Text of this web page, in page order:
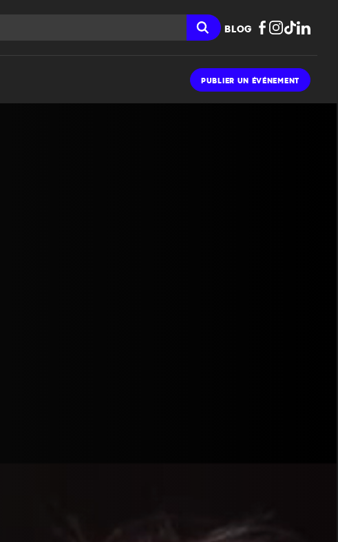
BLOG
PUBLIER UN ÉVÉNEMENT